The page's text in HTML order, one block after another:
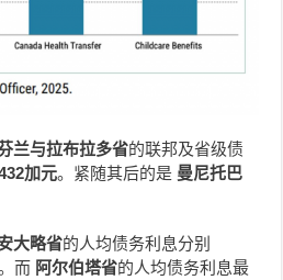
兰与拉布拉多省的联邦及省级债
加元。紧随其后的是 曼尼托巴
大略省的人均债务利息分别
而 阿尔伯塔省的人均债务利息最